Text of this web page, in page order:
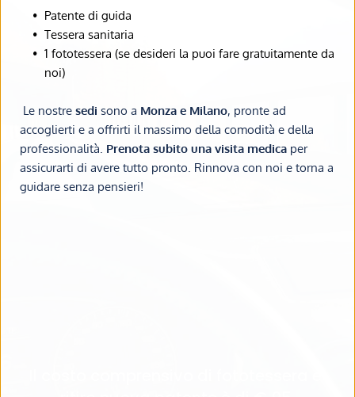
Patente di guida
Tessera sanitaria
1 fototessera (se desideri la puoi fare gratuitamente da
noi)
Le nostre sedi sono a Monza e Milano, pronte ad
accoglierti e a offrirti il massimo della comodità e della
professionalità. Prenota subito una visita medica per
assicurarti di avere tutto pronto. Rinnova con noi e torna a
guidare senza pensieri!